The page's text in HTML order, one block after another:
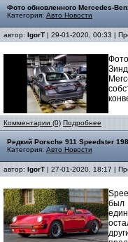
Фото обновленного Mercedes-
Категория: Авто Новости
автор: IgorT | 29-01-2020, 00:33 |
Комментарии (0) Подробнее
Редкий Porsche 911 Speedster
Категория: Авто Новости
автор: IgorT | 27-01-2020, 18:17 |
был